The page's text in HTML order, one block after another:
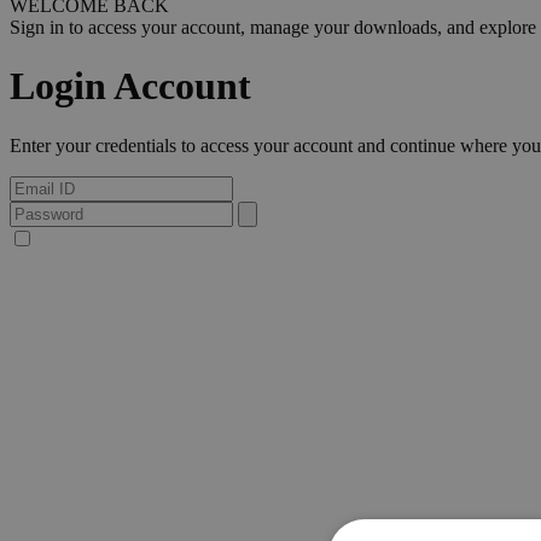
WELCOME BACK
Sign in to access your account, manage your downloads, and
Login Account
Enter your credentials to access your account and continue where